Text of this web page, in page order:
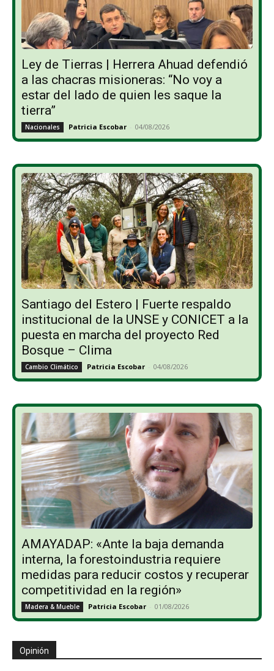
Ley de Tierras | Herrera Ahuad defendió
a las chacras misioneras: “No voy a
estar del lado de quien les saque la
tierra”
Nacionales Patricia Escobar - 04/08/2026
Santiago del Estero | Fuerte respaldo
institucional de la UNSE y CONICET a la
puesta en marcha del proyecto Red
Bosque – Clima
Cambio Climático Patricia Escobar - 04/08/2026
AMAYADAP: «Ante la baja demanda
interna, la forestoindustria requiere
medidas para reducir costos y recuperar
competitividad en la región»
Madera & Mueble Patricia Escobar - 01/08/2026
Opinión